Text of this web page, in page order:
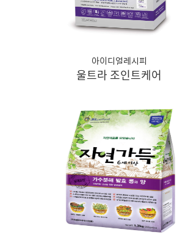
아이디얼레시피
울트라 조인트케어